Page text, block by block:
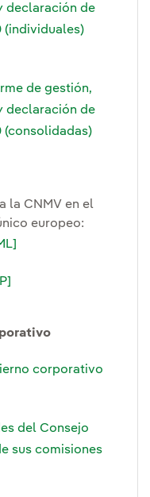
declaración de
(individuales)
de gestión,
declaración de
(consolidadas)
la CNMV en el
europeo:
corporativo
del Consejo
sus comisiones